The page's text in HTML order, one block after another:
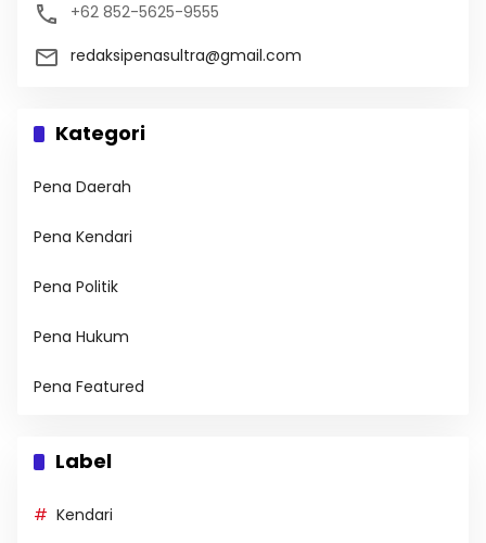
+62 852-5625-9555
redaksipenasultra@gmail.com
Kategori
Pena Daerah
Pena Kendari
Pena Politik
Pena Hukum
Pena Featured
Label
Kendari